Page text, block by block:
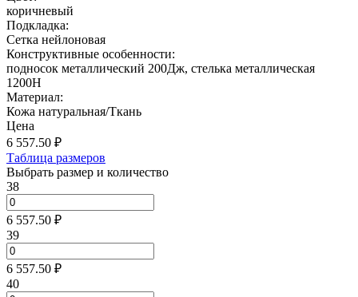
коричневый
Подкладка:
Сетка нейлоновая
Конструктивные особенности:
подносок металлический 200Дж, стелька металлическая
1200Н
Материал:
Кожа натуральная/Ткань
Цена
6 557.50 ₽
Таблица размеров
Выбрать размер и количество
38
6 557.50 ₽
39
6 557.50 ₽
40